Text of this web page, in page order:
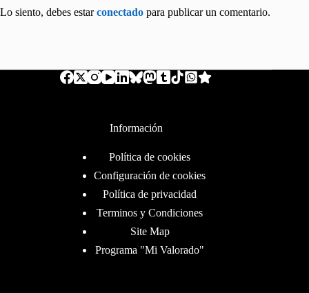
Lo siento, debes estarconectado para publicar un comentario.
Información
Política de cookies
Configuración de cookies
Política de privacidad
Terminos y Condiciones
Site Map
Programa "Mi Valorado"